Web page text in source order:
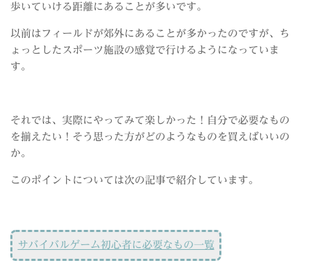
歩いていける距離にあることが多いです。
以前はフィールドが郊外にあることが多かったのですが、ち
ょっとしたスポーツ施設の感覚で行けるようになっていま
す。
それでは、実際にやってみて楽しかった！自分で必要なもの
を揃えたい！そう思った方がどのようなものを買えばいいの
か。
このポイントについては次の記事で紹介しています。
サバイバルゲーム初心者に必要なもの一覧